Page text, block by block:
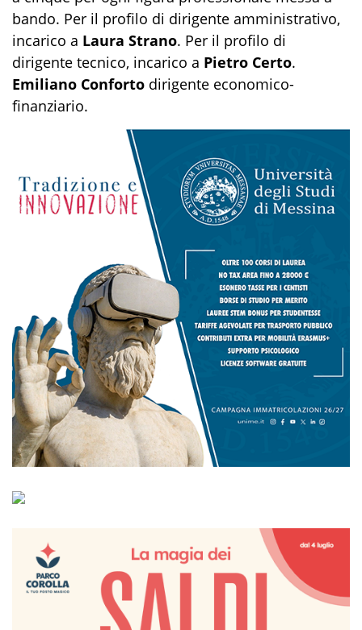
bando. Per il profilo di dirigente amministrativo,
incarico a Laura Strano. Per il profilo di
dirigente tecnico, incarico a Pietro Certo.
Emiliano Conforto dirigente economico-
finanziario.